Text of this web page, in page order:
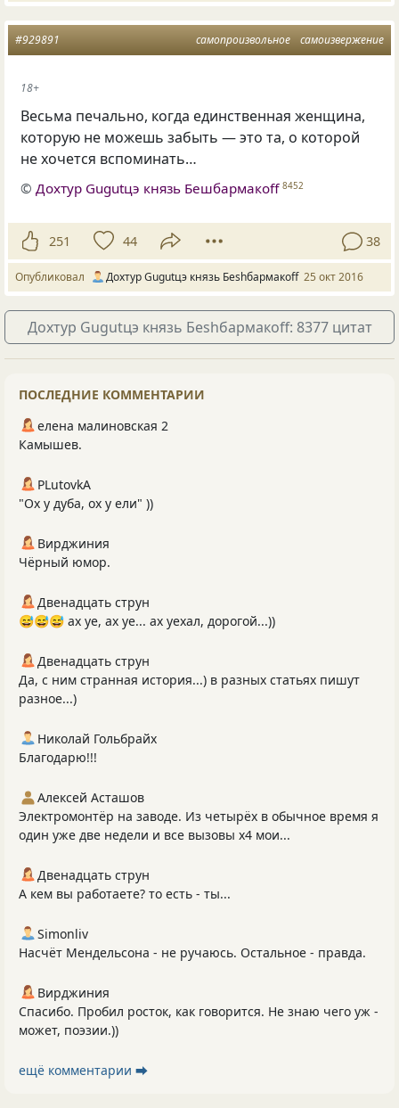
самопроизвольное самоизвержение
#929891
18+
Весьма печально, когда единственная женщина,
которую не можешь забыть — это та, о которой
не хочется вспоминать…
© Дохтур Gugutцэ князь Бешбармакоff 8452
251 44 38
Опубликовал Дохтур Gugutцэ князь Беshбармакоff 25 окт 2016
Дохтур Gugutцэ князь Беshбармакоff: 8377 цитат
ПОСЛЕДНИЕ КОММЕНТАРИИ
елена малиновская 2
Камышев.
PLutоvkА
"Ох у дуба, ох у ели" ))
Вирджиния
Чёрный юмор.
Двенадцать струн
😅😅😅 ах уе, ах уе... ах уехал, дорогой...))
Двенадцать струн
Да, с ним странная история...) в разных статьях пишут
разное...)
Николай Гольбрайх
Благодарю!!!
Алексей Асташов
Электромонтёр на заводе. Из четырёх в обычное время я
один уже две недели и все вызовы х4 мои...
Двенадцать струн
А кем вы работаете? то есть - ты...
Simonliv
Насчёт Мендельсона - не ручаюсь. Остальное - правда.
Вирджиния
Спасибо. Пробил росток, как говорится. Не знаю чего уж -
может, поэзии.))
ещё комментарии ⮕